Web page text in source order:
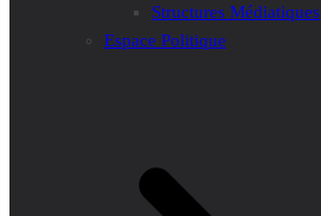
Structures Médiatiques
Espace Politique